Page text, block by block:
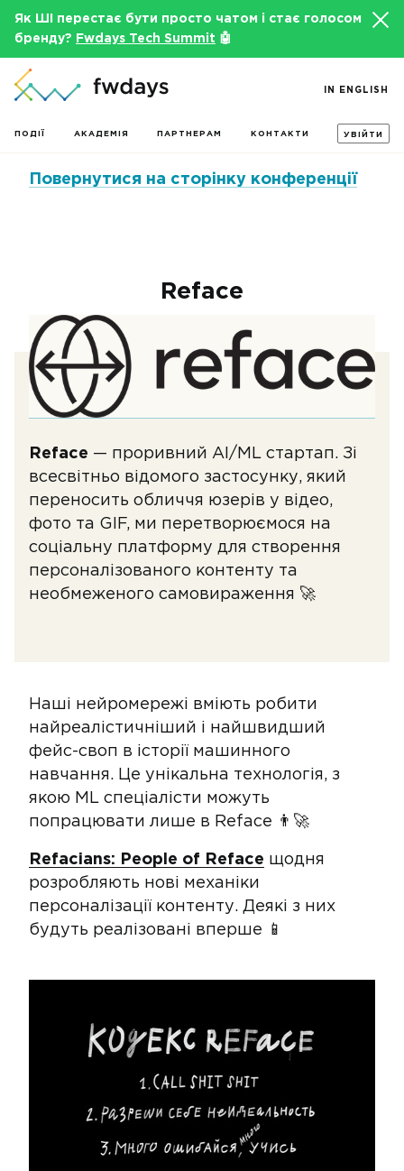
Як ШІ перестає бути просто чатом і стає голосом
бренду?
Fwdays Tech Summit 🤖
ПОДІЇ АКАДЕМІЯ ПАРТНЕРАМ КОНТАКТИ УВІЙТИ
IN ENGLISH
Повернутися на сторінку конференції
Reface
Reface — проривний AI/ML стартап. Зі
всесвітньо відомого застосунку, який
переносить обличчя юзерів у відео,
фото та GIF, ми перетворюємося на
соціальну платформу для створення
персоналізованого контенту та
необмеженого самовираження 🚀
Наші нейромережі вміють робити
найреалістичніший і найшвидший
фейс-своп в історії машинного
навчання. Це унікальна технологія, з
якою ML спеціалісти можуть
попрацювати лише в Reface 👨‍🚀
Refacians: People of Reface щодня
розробляють нові механіки
персоналізації контенту. Деякі з них
будуть реалізовані вперше 📱